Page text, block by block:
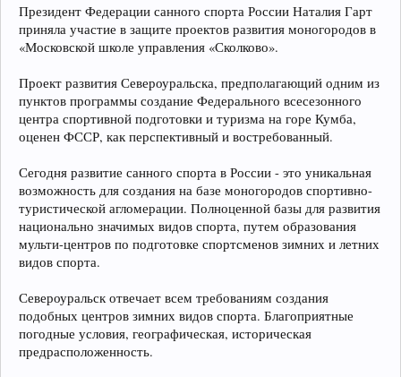
Президент Федерации санного спорта России Наталия Гарт
приняла участие в защите проектов развития моногородов в
«Московской школе управления «Сколково».
Проект развития Североуральска, предполагающий одним из
пунктов программы создание Федерального всесезонного
центра спортивной подготовки и туризма на горе Кумба,
оценен ФССР, как перспективный и востребованный.
Сегодня развитие санного спорта в России - это уникальная
возможность для создания на базе моногородов спортивно-
туристической агломерации. Полноценной базы для развития
национально значимых видов спорта, путем образования
мульти-центров по подготовке спортсменов зимних и летних
видов спорта.
Североуральск отвечает всем требованиям создания
подобных центров зимних видов спорта. Благоприятные
погодные условия, географическая, историческая
предрасположенность.